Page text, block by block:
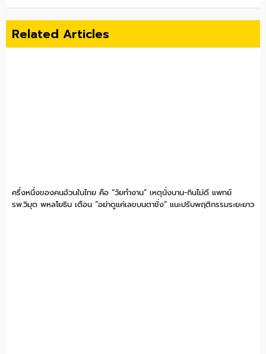
Related Articles
ครึ่งหนึ่งของคนอ้วนในไทย คือ “วัยทำงาน” เหตุนั่งนาน-กินไม่ดี แพทย์
รพ.วิมุต พหลโยธิน เตือน “อย่าดูแค่เลขบนตาชั่ง” แนะปรับพฤติกรรมระยะยาว